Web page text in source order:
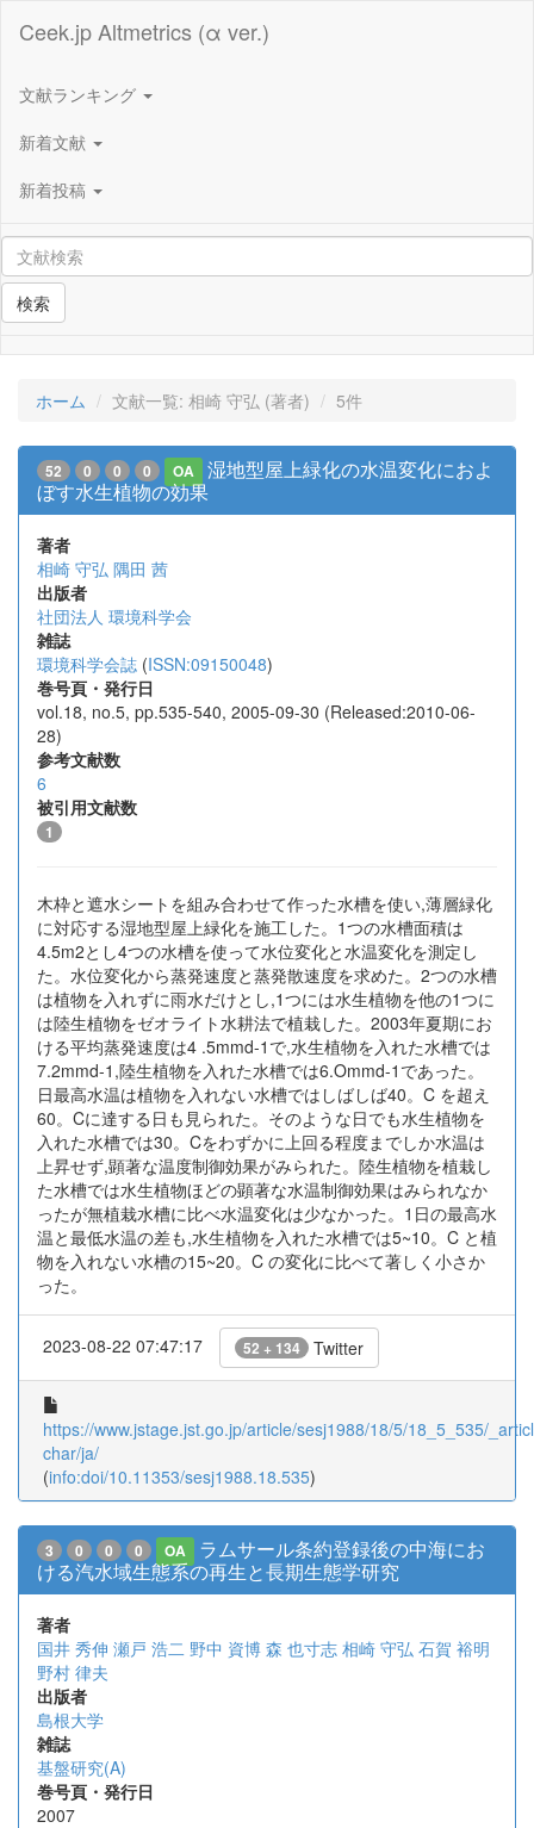
Ceek.jp Altmetrics (α ver.)
文献ランキング
新着文献
新着投稿
検索
ホーム 文献一覧: 相崎 守弘 (著者) 5件
52 0 0 0 OA
湿地型屋上緑化の水温変化におよ
ぼす水生植物の効果
著者
相崎 守弘 隅田 茜
出版者
社団法人 環境科学会
雑誌
環境科学会誌 (ISSN:09150048)
巻号頁・発行日
vol.18, no.5, pp.535-540, 2005-09-30 (Released:2010-06-
28)
参考文献数
6
被引用文献数
1
木枠と遮水シートを組み合わせて作った水槽を使い,薄層緑化
に対応する湿地型屋上緑化を施工した。1つの水槽面積は
4.5m2とし4つの水槽を使って水位変化と水温変化を測定し
た。水位変化から蒸発速度と蒸発散速度を求めた。2つの水槽
は植物を入れずに雨水だけとし,1つには水生植物を他の1つに
は陸生植物をゼオライト水耕法で植栽した。2003年夏期にお
ける平均蒸発速度は4 .5mmd-1で,水生植物を入れた水槽では
7.2mmd-1,陸生植物を入れた水槽では6.Ommd-1であった。
日最高水温は植物を入れない水槽ではしばしば40。C を超え
60。Cに達する日も見られた。そのような日でも水生植物を
入れた水槽では30。Cをわずかに上回る程度までしか水温は
上昇せず,顕著な温度制御効果がみられた。陸生植物を植栽し
た水槽では水生植物ほどの顕著な水温制御効果はみられなか
ったが無植栽水槽に比べ水温変化は少なかった。1日の最高水
温と最低水温の差も,水生植物を入れた水槽では5~10。C と植
物を入れない水槽の15~20。C の変化に比べて著しく小さか
った。
2023-08-22 07:47:17 52 + 134 Twitter
https://www.jstage.jst.go.jp/article/sesj1988/18/5/18_5_535/
char/ja/
(info:doi/10.11353/sesj1988.18.535)
3 0 0 0 OA
ラムサール条約登録後の中海にお
ける汽水域生態系の再生と長期生態学研究
著者
国井 秀伸 瀬戸 浩二 野中 資博 森 也寸志 相崎 守弘 石賀 裕明
野村 律夫
出版者
島根大学
雑誌
基盤研究(A)
巻号頁・発行日
2007